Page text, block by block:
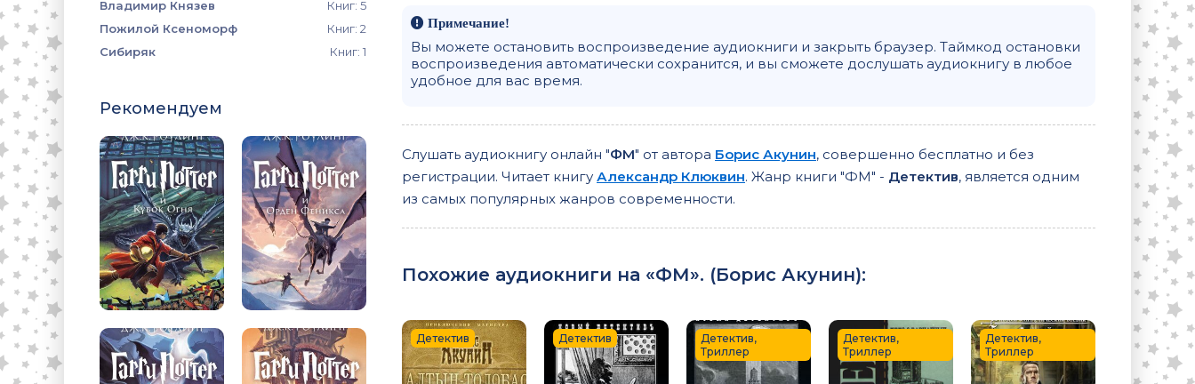
Владимир Князев
Книг: 5
Пожилой Ксеноморф
Книг: 2
Сибиряк
Книг: 1
Рекомендуем
Примечание!
Вы можете остановить воспроизведение аудиокниги и закрыть браузер. Таймкод остановки
воспроизведения автоматически сохранится, и вы сможете дослушать аудиокнигу в любое
удобное для вас время.
Слушать аудиокнигу онлайн "ФМ" от автора Борис Акунин, совершенно бесплатно и без
регистрации. Читает книгу Александр Клюквин. Жанр книги "ФМ" - Детектив, является одним
из самых популярных жанров современности.
Похожие аудиокниги на «ФМ». (Борис Акунин):
Детектив Детектив
Детектив,
Триллер
Детектив,
Триллер
Детектив,
Триллер